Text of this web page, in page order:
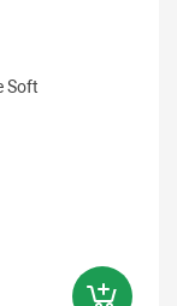
Soft